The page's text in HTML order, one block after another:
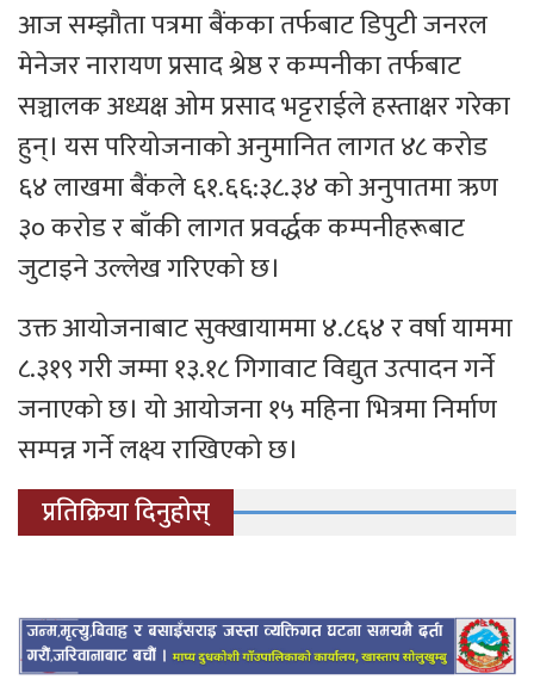
आज सम्झौता पत्रमा बैंकका तर्फबाट डिपुटी जनरल
मेनेजर नारायण प्रसाद श्रेष्ठ र कम्पनीका तर्फबाट
सञ्चालक अध्यक्ष ओम प्रसाद भट्टराईले हस्ताक्षर गरेका
हुन्। यस परियोजनाको अनुमानित लागत ४८ करोड
६४ लाखमा बैंकले ६१.६६:३८.३४ को अनुपातमा ऋण
३० करोड र बाँकी लागत प्रवर्द्धक कम्पनीहरूबाट
जुटाइने उल्लेख गरिएको छ।
उक्त आयोजनाबाट सुक्खायाममा ४.८६४ र वर्षा याममा
८.३१९ गरी जम्मा १३.१८ गिगावाट विद्युत उत्पादन गर्ने
जनाएको छ। यो आयोजना १५ महिना भित्रमा निर्माण
सम्पन्न गर्ने लक्ष्य राखिएको छ।
प्रतिक्रिया दिनुहोस्